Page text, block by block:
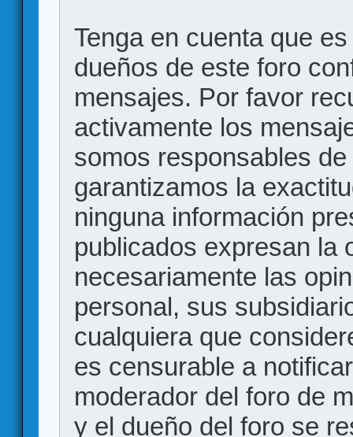
Tenga en cuenta que
dueños de este foro
mensajes. Por favor
activamente los
somos responsables
garantizamos la
ninguna información
publicados expresan la
necesariamente las
personal, sus
cualquiera que
es censurable a
moderador del foro de
y el dueño del foro se